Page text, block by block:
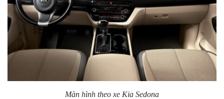
Màn hình theo xe Kia Sedona